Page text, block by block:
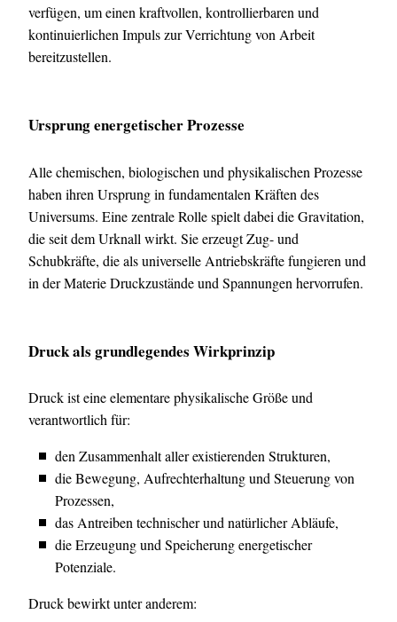
verfügen, um einen kraftvollen, kontrollierbaren und
kontinuierlichen Impuls zur Verrichtung von Arbeit
bereitzustellen.
Ursprung energetischer Prozesse
Alle chemischen, biologischen und physikalischen Prozesse
haben ihren Ursprung in fundamentalen Kräften des
Universums. Eine zentrale Rolle spielt dabei die Gravitation,
die seit dem Urknall wirkt. Sie erzeugt Zug- und
Schubkräfte, die als universelle Antriebskräfte fungieren und
in der Materie Druckzustände und Spannungen hervorrufen.
Druck als grundlegendes Wirkprinzip
Druck ist eine elementare physikalische Größe und
verantwortlich für:
den Zusammenhalt aller existierenden Strukturen,
die Bewegung, Aufrechterhaltung und Steuerung von
Prozessen,
das Antreiben technischer und natürlicher Abläufe,
die Erzeugung und Speicherung energetischer
Potenziale.
Druck bewirkt unter anderem: